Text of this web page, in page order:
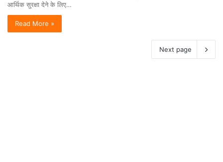
आर्थिक सुरक्षा देने के लिए…
Read More »
Next page